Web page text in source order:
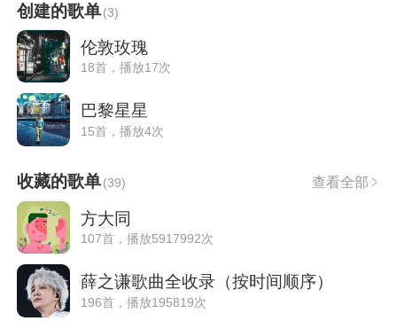
创建的歌单(3)
伦敦玫瑰
18首，播放17次
巴黎星星
15首，播放4次
收藏的歌单(39) 查看全部
方大同
107首，播放5917992次
薛之谦歌曲全收录（按时间顺序）
196首，播放195819次